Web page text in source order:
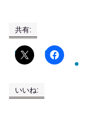
共有:
いいね: